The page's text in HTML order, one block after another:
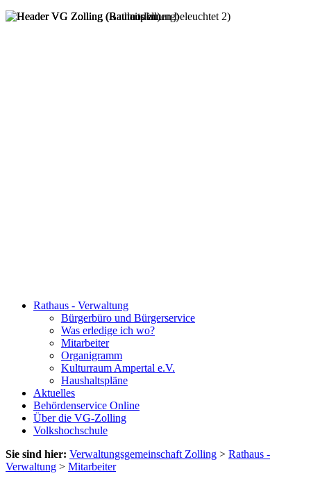
Rathaus - Verwaltung
Bürgerbüro und Bürgerservice
Was erledige ich wo?
Mitarbeiter
Organigramm
Kulturraum Ampertal e.V.
Haushaltspläne
Aktuelles
Behördenservice Online
Über die VG-Zolling
Volkshochschule
Sie sind hier: Verwaltungsgemeinschaft Zolling > Rathaus -
Verwaltung > Mitarbeiter